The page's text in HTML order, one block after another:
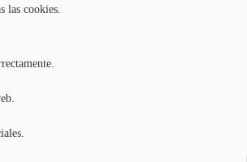
las cookies.